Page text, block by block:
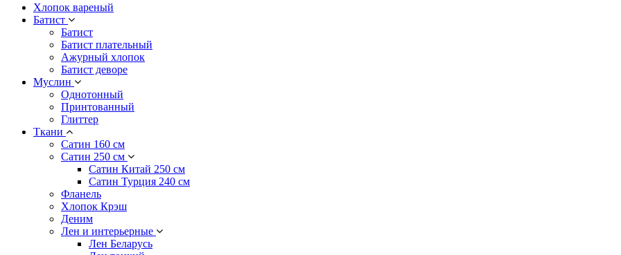
Хлопок вареный
Батист
Батист
Батист плательный
Ажурный хлопок
Батист деворе
Муслин
Однотонный
Принтованный
Глиттер
Ткани
Сатин 160 см
Сатин 250 см
Сатин Китай 250 см
Сатин Турция 240 см
Фланель
Хлопок Крэш
Деним
Лен и интерьерные
Лен Беларусь